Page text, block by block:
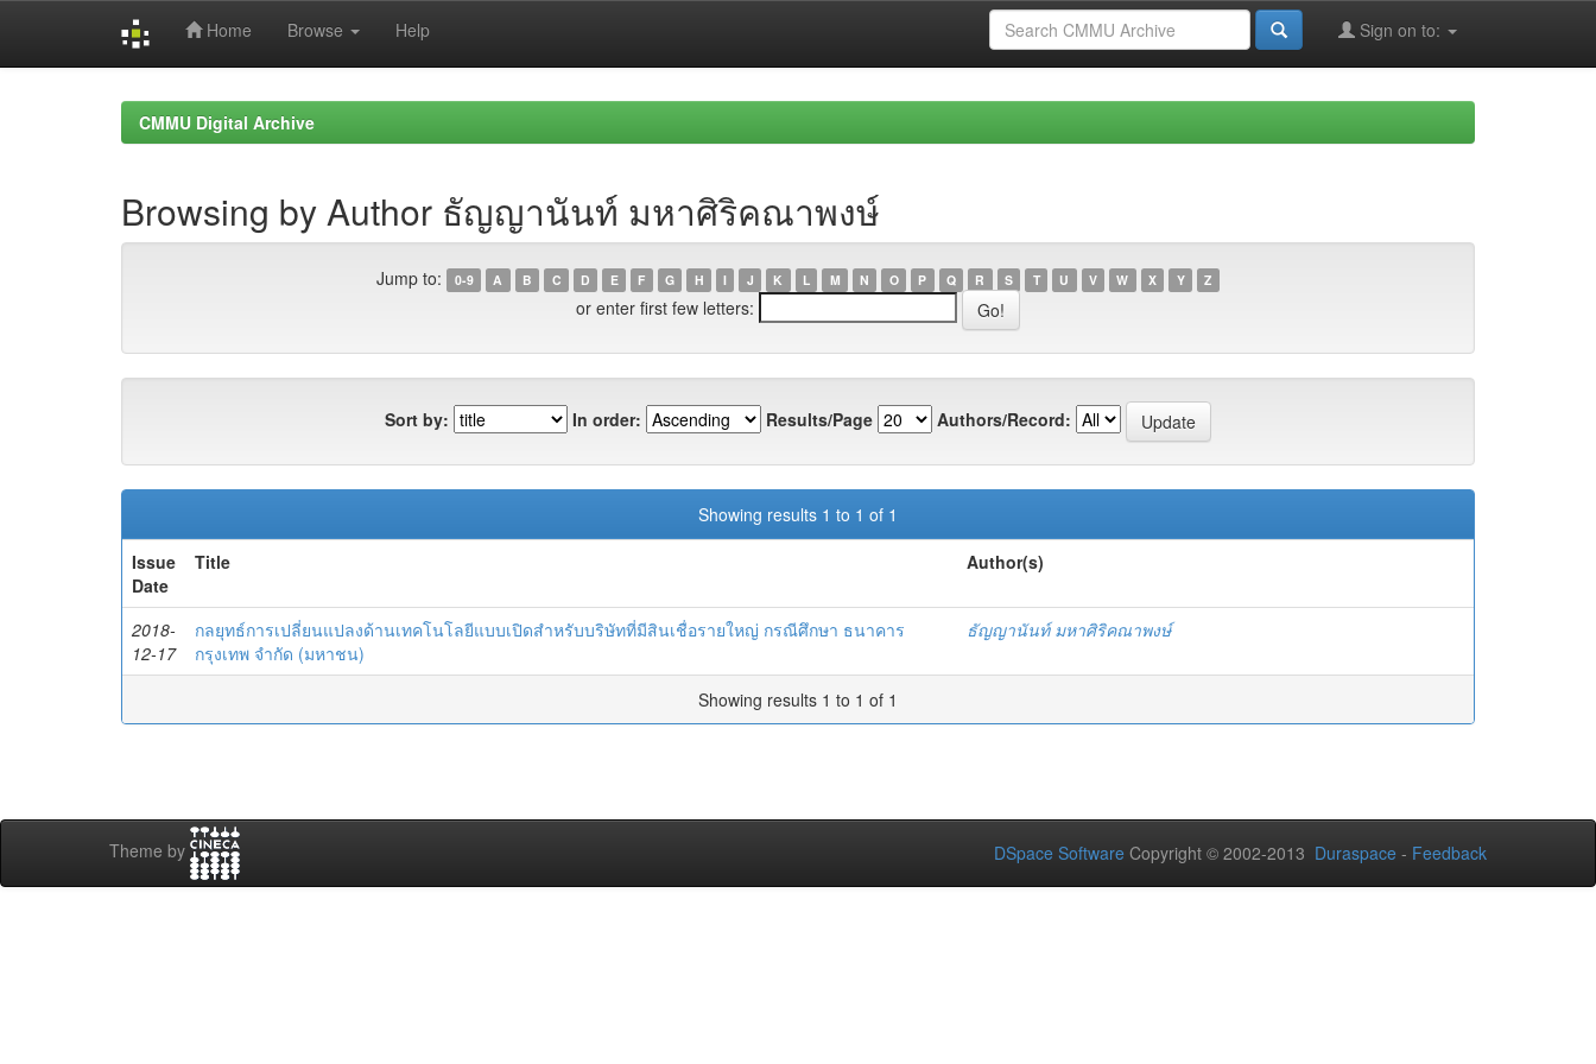
Home Browse Help Sign on to:
CMMU Digital Archive
Browsing by Author ธัญญานันท์ มหาศิริคณาพงษ์
Jump to: 0-9 A B C D E F G H I J K L M N O P Q R S T U V W X Y Z
or enter first few letters:
Sort by: In order: Results/Page Authors/Record:
Showing results 1 to 1 of 1
Issue
Date
Title Author(s)
2018-
12-17
กลยุทธ์การเปลี่ยนแปลงด้านเทคโนโลยีแบบเปิดสำหรับบริษัทที่มีสินเชื่อรายใหญ่ กรณีศึกษา ธนาคาร
กรุงเทพ จำกัด (มหาชน)
ธัญญานันท์ มหาศิริคณาพงษ์
Showing results 1 to 1 of 1
Theme by DSpace Software Copyright © 2002-2013 Duraspace - Feedback